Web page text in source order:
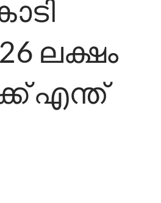
ലക്ഷം
എന്ത്